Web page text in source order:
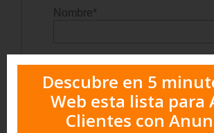
Nombre*
Teléfono *
Descubre en 5
Web esta lista para
Clientes con